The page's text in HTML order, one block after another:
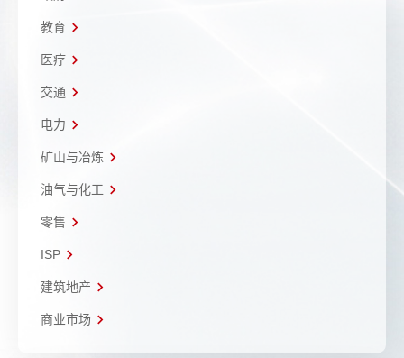
教育
医疗
交通
电力
矿山与冶炼
油气与化工
零售
ISP
建筑地产
商业市场